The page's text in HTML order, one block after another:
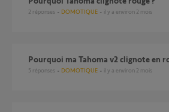
2 réponses DOMOTIQUE il y a environ 2 mois
Pourquoi ma Tahoma v2 clignote en
5 réponses DOMOTIQUE il y a environ 2 mois